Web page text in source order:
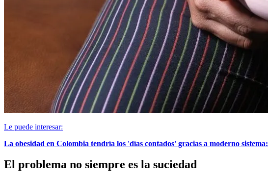
Le puede interesar:
La obesidad en Colombia tendría los 'días contados' gracias a moderno sistema:
El problema no siempre es la suciedad